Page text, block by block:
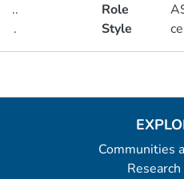
..
.
Loading...
Role
Style
Communities